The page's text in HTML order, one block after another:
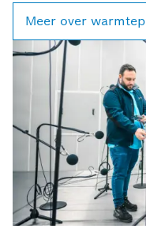
Meer over